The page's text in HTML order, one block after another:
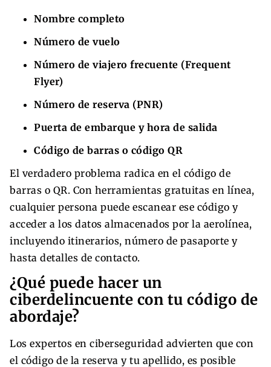
Nombre completo
Número de vuelo
Número de viajero frecuente (Frequent
Flyer)
Número de reserva (PNR)
Puerta de embarque y hora de salida
Código de barras o código QR
El verdadero problema radica en el código de
barras o QR. Con herramientas gratuitas en línea,
cualquier persona puede escanear ese código y
acceder a los datos almacenados por la aerolínea,
incluyendo itinerarios, número de pasaporte y
hasta detalles de contacto.
¿Qué puede hacer un
ciberdelincuente con tu código de
abordaje?
Los expertos en ciberseguridad advierten que con
el código de la reserva y tu apellido, es posible